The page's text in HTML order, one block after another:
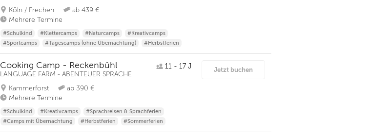
Köln / Frechen
ab 439 €
Mehrere Termine
#Schulkind #Klettercamps #Naturcamps
#Kreativcamps
#Sportcamps
#Tagescamps (ohne Übernachtung) #Herbstferien
Cooking Camp - Reckenbühl
LANGUAGE FARM - ABENTEUER SPRACHE
Kammerforst
ab 390 €
Mehrere Termine
11 - 17 J
#Schulkind #Kreativcamps
#Sprachreisen & Sprachferien
#Camps mit Übernachtung
#Herbstferien #Sommerferien
Jetzt buchen